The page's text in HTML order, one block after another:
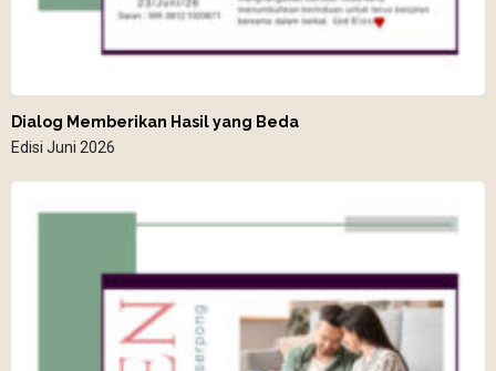
Dialog Memberikan Hasil yang Beda
Edisi Juni 2026